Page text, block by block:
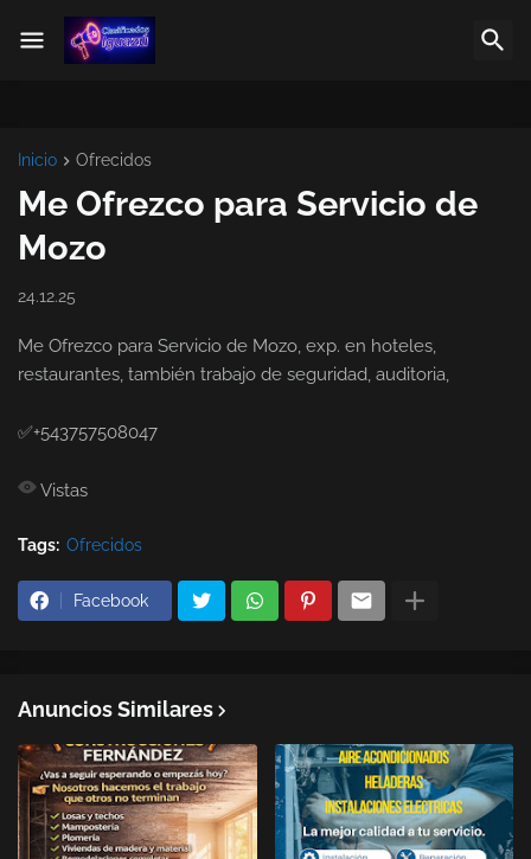
Inicio Ofrecidos
Me Ofrezco para Servicio de
Mozo
24.12.25
Me Ofrezco para Servicio de Mozo, exp. en hoteles,
restaurantes, también trabajo de seguridad, auditoria,
✅+543757508047
Vistas
Tags: Ofrecidos
Facebook
Anuncios Similares